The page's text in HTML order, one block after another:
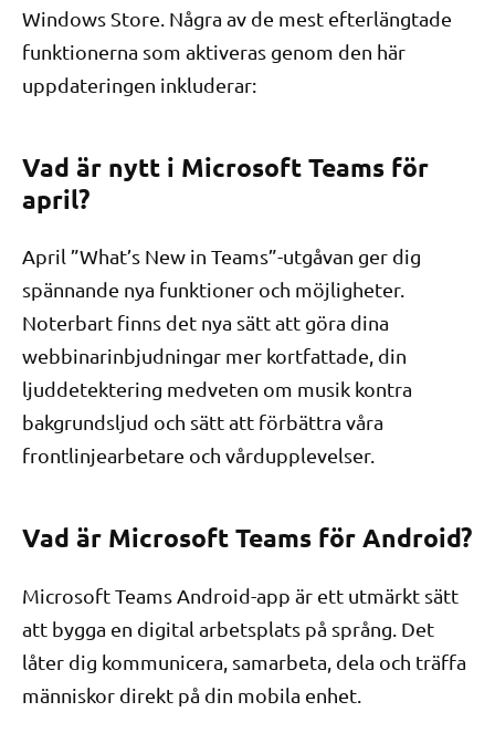
Windows Store. Några av de mest efterlängtade
funktionerna som aktiveras genom den här
uppdateringen inkluderar:
Vad är nytt i Microsoft Teams för
april?
April ”What’s New in Teams”-utgåvan ger dig
spännande nya funktioner och möjligheter.
Noterbart finns det nya sätt att göra dina
webbinarinbjudningar mer kortfattade, din
ljuddetektering medveten om musik kontra
bakgrundsljud och sätt att förbättra våra
frontlinjearbetare och vårdupplevelser.
Vad är Microsoft Teams för Android?
Microsoft Teams Android-app är ett utmärkt sätt
att bygga en digital arbetsplats på språng. Det
låter dig kommunicera, samarbeta, dela och träffa
människor direkt på din mobila enhet.